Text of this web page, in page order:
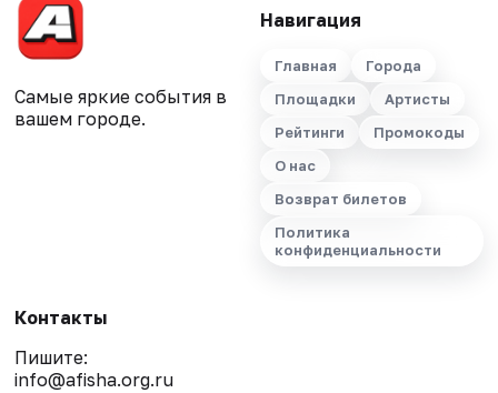
Самые яркие события в
вашем городе.
Навигация
Главная
Города
Площадки
Артисты
Рейтинги
Промокоды
О нас
Возврат билетов
Политика
конфиденциальности
Контакты
Пишите:
info@afisha.org.ru